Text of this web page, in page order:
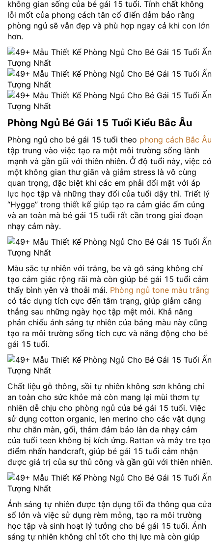
không gian sống của bé gái 15 tuổi. Tính chất không
lỗi mốt của phong cách tân cổ điển đảm bảo rằng
phòng ngủ sẽ vẫn đẹp và phù hợp ngay cả khi con lớn
hơn.
Phòng Ngủ Bé Gái 15 Tuổi Kiểu Bắc Âu
Phòng ngủ cho bé gái 15 tuổi theo phong cách Bắc Âu
tập trung vào việc tạo ra một môi trường sống lành
mạnh và gần gũi với thiên nhiên. Ở độ tuổi này, việc có
một không gian thư giãn và giảm stress là vô cùng
quan trọng, đặc biệt khi các em phải đối mặt với áp
lực học tập và những thay đổi của tuổi dậy thì. Triết lý
“Hygge” trong thiết kế giúp tạo ra cảm giác ấm cúng
và an toàn mà bé gái 15 tuổi rất cần trong giai đoạn
nhạy cảm này.
Màu sắc tự nhiên với trắng, be và gỗ sáng không chỉ
tạo cảm giác rộng rãi mà còn giúp bé gái 15 tuổi cảm
thấy bình yên và thoải mái. Phòng ngủ tone màu trắng
có tác dụng tích cực đến tâm trạng, giúp giảm căng
thẳng sau những ngày học tập mệt mỏi. Khả năng
phản chiếu ánh sáng tự nhiên của bảng màu này cũng
tạo ra môi trường sống tích cực và năng động cho bé
gái 15 tuổi.
Chất liệu gỗ thông, sồi tự nhiên không sơn không chỉ
an toàn cho sức khỏe mà còn mang lại mùi thơm tự
nhiên dễ chịu cho phòng ngủ của bé gái 15 tuổi. Việc
sử dụng cotton organic, len merino cho các vật dụng
như chăn màn, gối, thảm đảm bảo làn da nhạy cảm
của tuổi teen không bị kích ứng. Rattan và mây tre tạo
điểm nhấn handcraft, giúp bé gái 15 tuổi cảm nhận
được giá trị của sự thủ công và gần gũi với thiên nhiên.
Ánh sáng tự nhiên được tận dụng tối đa thông qua cửa
sổ lớn và việc sử dụng rèm mỏng, tạo ra môi trường
học tập và sinh hoạt lý tưởng cho bé gái 15 tuổi. Ánh
sáng tự nhiên không chỉ tốt cho thị lực mà còn giúp